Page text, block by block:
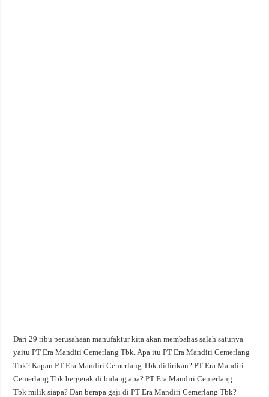
Dari 29 ribu perusahaan manufaktur kita akan membahas salah satunya
yaitu PT Era Mandiri Cemerlang Tbk. Apa itu PT Era Mandiri Cemerlang
Tbk? Kapan PT Era Mandiri Cemerlang Tbk didirikan? PT Era Mandiri
Cemerlang Tbk bergerak di bidang apa? PT Era Mandiri Cemerlang
Tbk milik siapa? Dan berapa gaji di PT Era Mandiri Cemerlang Tbk?